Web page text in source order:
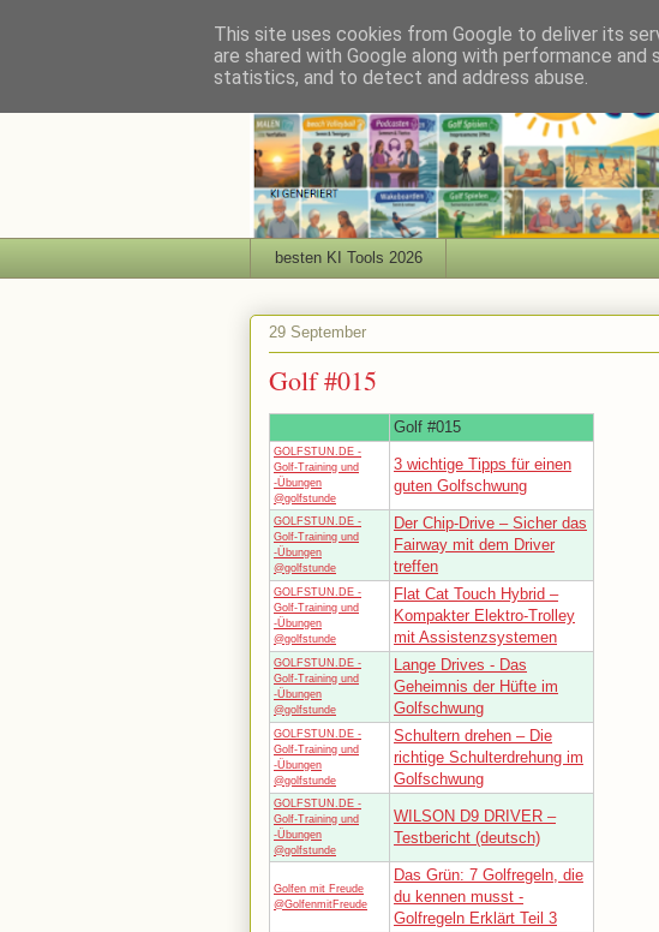
besten KI Tools 2026
29 September
Golf #015
Golf #015
GOLFSTUN.DE -
Golf-Training und
-Übungen
@golfstunde
3 wichtige Tipps für einen
guten Golfschwung
GOLFSTUN.DE -
Golf-Training und
-Übungen
@golfstunde
Der Chip-Drive – Sicher das
Fairway mit dem Driver
treffen
GOLFSTUN.DE -
Golf-Training und
-Übungen
@golfstunde
Flat Cat Touch Hybrid –
Kompakter Elektro-Trolley
mit Assistenzsystemen
GOLFSTUN.DE -
Golf-Training und
-Übungen
@golfstunde
Lange Drives - Das
Geheimnis der Hüfte im
Golfschwung
GOLFSTUN.DE -
Golf-Training und
-Übungen
@golfstunde
Schultern drehen – Die
richtige Schulterdrehung im
Golfschwung
GOLFSTUN.DE -
Golf-Training und
-Übungen
@golfstunde
WILSON D9 DRIVER –
Testbericht (deutsch)
Golfen mit Freude
@GolfenmitFreude
Das Grün: 7 Golfregeln, die
du kennen musst -
Golfregeln Erklärt Teil 3
This site uses cookies from Google to deliver its
are shared with Google along with performance
statistics, and to detect and address abuse.